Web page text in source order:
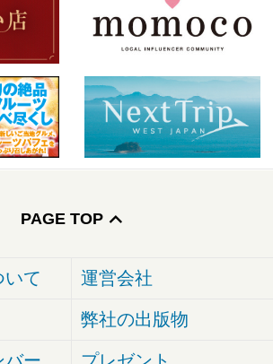
PAGE TOP
いて 運営会社
弊社の出版物